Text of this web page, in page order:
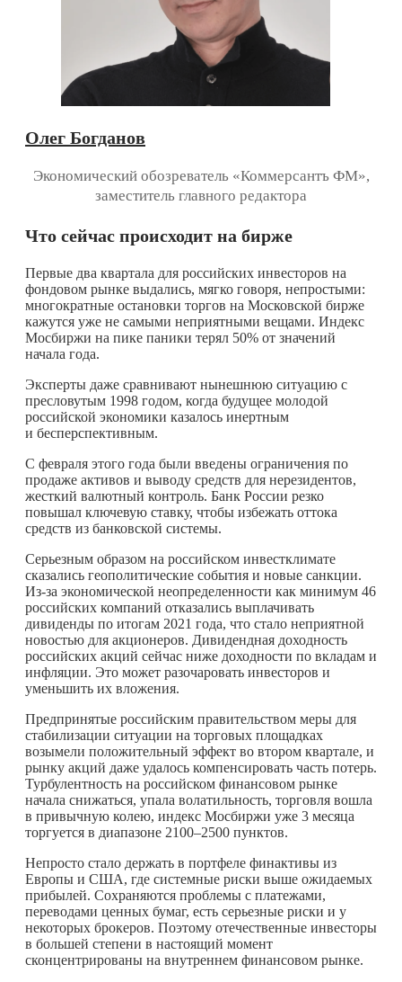
Олег Богданов
Экономический обозреватель «Коммерсантъ ФМ»,
заместитель главного редактора
Что сейчас происходит на бирже
Первые два квартала для российских инвесторов на
фондовом рынке выдались, мягко говоря, непростыми:
многократные остановки торгов на Московской бирже
кажутся уже не самыми неприятными вещами. Индекс
Мосбиржи на пике паники терял 50% от значений
начала года.
Эксперты даже сравнивают нынешнюю ситуацию с
пресловутым 1998 годом, когда будущее молодой
российской экономики казалось инертным
и бесперспективным.
С февраля этого года были введены ограничения по
продаже активов и выводу средств для нерезидентов,
жесткий валютный контроль. Банк России резко
повышал ключевую ставку, чтобы избежать оттока
средств из банковской системы.
Серьезным образом на российском инвестклимате
сказались геополитические события и новые санкции.
Из-за экономической неопределенности как минимум 46
российских компаний отказались выплачивать
дивиденды по итогам 2021 года, что стало неприятной
новостью для акционеров. Дивидендная доходность
российских акций сейчас ниже доходности по вкладам и
инфляции. Это может разочаровать инвесторов и
уменьшить их вложения.
Предпринятые российским правительством меры для
стабилизации ситуации на торговых площадках
возымели положительный эффект во втором квартале, и
рынку акций даже удалось компенсировать часть потерь.
Турбулентность на российском финансовом рынке
начала снижаться, упала волатильность, торговля вошла
в привычную колею, индекс Мосбиржи уже 3 месяца
торгуется в диапазоне 2100–2500 пунктов.
Непросто стало держать в портфеле финактивы из
Европы и США, где системные риски выше ожидаемых
прибылей. Сохраняются проблемы с платежами,
переводами ценных бумаг, есть серьезные риски и у
некоторых брокеров. Поэтому отечественные инвесторы
в большей степени в настоящий момент
сконцентрированы на внутреннем финансовом рынке.